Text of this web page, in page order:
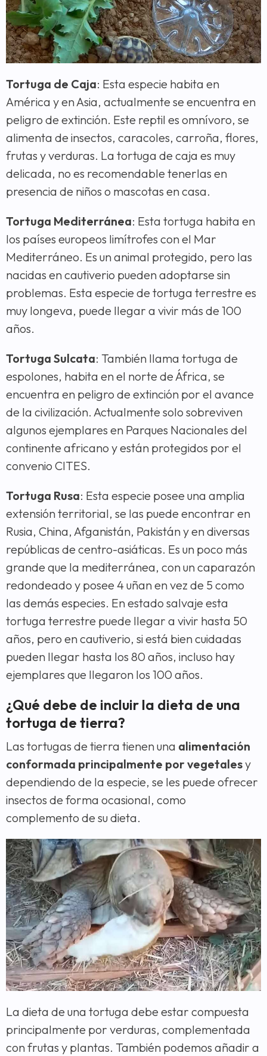
Tortuga de Caja: Esta especie habita en
América y en Asia, actualmente se encuentra en
peligro de extinción. Este reptil es omnívoro, se
alimenta de insectos, caracoles, carroña, flores,
frutas y verduras. La tortuga de caja es muy
delicada, no es recomendable tenerlas en
presencia de niños o mascotas en casa.
Tortuga Mediterránea: Esta tortuga habita en
los países europeos limítrofes con el Mar
Mediterráneo. Es un animal protegido, pero las
nacidas en cautiverio pueden adoptarse sin
problemas. Esta especie de tortuga terrestre es
muy longeva, puede llegar a vivir más de 100
años.
Tortuga Sulcata: También llama tortuga de
espolones, habita en el norte de África, se
encuentra en peligro de extinción por el avance
de la civilización. Actualmente solo sobreviven
algunos ejemplares en Parques Nacionales del
continente africano y están protegidos por el
convenio CITES.
Tortuga Rusa: Esta especie posee una amplia
extensión territorial, se las puede encontrar en
Rusia, China, Afganistán, Pakistán y en diversas
repúblicas de centro-asiáticas. Es un poco más
grande que la mediterránea, con un caparazón
redondeado y posee 4 uñan en vez de 5 como
las demás especies. En estado salvaje esta
tortuga terrestre puede llegar a vivir hasta 50
años, pero en cautiverio, si está bien cuidadas
pueden llegar hasta los 80 años, incluso hay
ejemplares que llegaron los 100 años.
¿Qué debe de incluir la dieta de una
tortuga de tierra?
Las tortugas de tierra tienen una alimentación
conformada principalmente por vegetalesy
dependiendo de la especie, se les puede ofrecer
insectos de forma ocasional, como
complemento de su dieta.
La dieta de una tortuga debe estar compuesta
principalmente por verduras, complementada
con frutas y plantas. También podemos añadir a